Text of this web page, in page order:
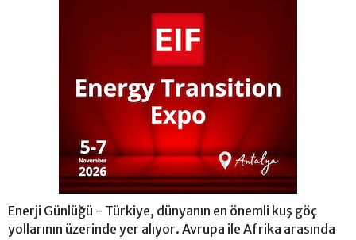
Enerji Günlüğü - Türkiye, dünyanın en önemli kuş göç
yollarının üzerinde yer alıyor. Avrupa ile Afrika arasında